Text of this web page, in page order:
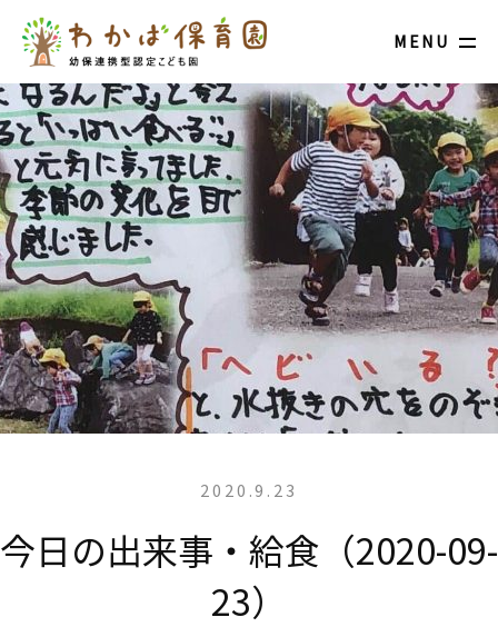
MENU
2020.9.23
今日の出来事・給食（2020-09-
23）